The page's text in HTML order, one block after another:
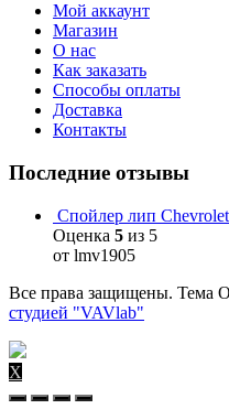
Мой аккаунт
Магазин
О нас
Как заказать
Способы оплаты
Доставка
Контакты
Последние отзывы
Спойлер лип Chevrolet
Оценка 5 из 5
от lmv1905
Все права защищены. Тема
студией "VAVlab"
X